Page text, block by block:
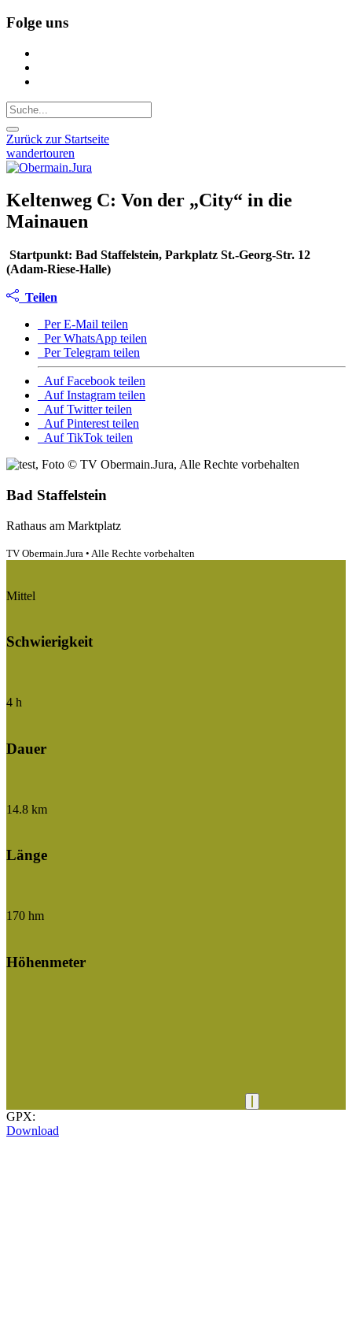
Folge uns
Zurück zur Startseite
wandertouren
Keltenweg C: Von der „City“ in die
Mainauen
Startpunkt: Bad Staffelstein, Parkplatz St.-Georg-Str. 12
(Adam-Riese-Halle)
Teilen
Per E-Mail teilen
Per WhatsApp teilen
Per Telegram teilen
Auf Facebook teilen
Auf Instagram teilen
Auf Twitter teilen
Auf Pinterest teilen
Auf TikTok teilen
Bad Staffelstein
Rathaus am Marktplatz
TV Obermain.Jura • Alle Rechte vorbehalten
Schwierigkeit
Mittel
Dauer
4 h
Länge
14.8 km
Höhenmeter
170 hm
GPX:
Download